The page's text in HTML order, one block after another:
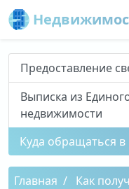
Предоставление
Выписка из
недвижимости
Куда обращаться в
Главная
Как